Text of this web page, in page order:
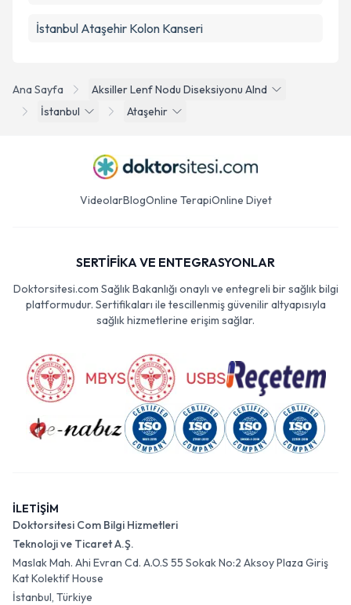
Ana Sayfa
Aksiller Lenf Nodu Diseksiyonu Alnd
İstanbul
Ataşehir
İstanbul Ataşehir Kolon Kanseri
VideolarBlogOnline TerapiOnline Diyet
SERTİFİKA VE ENTEGRASYONLAR
Doktorsitesi.com Sağlık Bakanlığı onaylı ve entegreli bir sağlık bilgi
platformudur. Sertifikaları ile tescillenmiş güvenilir altyapısıyla
sağlık hizmetlerine erişim sağlar.
İLETİŞİM
Doktorsitesi Com Bilgi Hizmetleri
Teknoloji ve Ticaret A.Ş.
Maslak Mah. Ahi Evran Cd. A.O.S 55 Sokak No:2 Aksoy Plaza Giriş
Kat Kolektif House
İstanbul, Türkiye